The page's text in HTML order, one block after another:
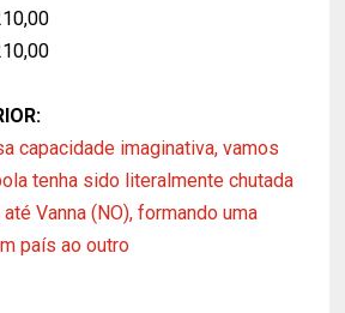
capacidade imaginativa, vamos
tenha sido literalmente chutada
Vanna (NO), formando uma
país ao outro